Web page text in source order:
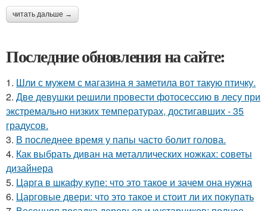
читать дальше →
Последние обновления на сайте:
1. Шли с мужем с магазина я заметила вот такую птичку.
2. Две девушки решили провести фотосессию в лесу при
экстремально низких температурах, достигавших - 35
градусов.
3. В последнее время у папы часто болит голова.
4. Как выбрать диван на металлических ножках: советы
дизайнера
5. Царга в шкафу купе: что это такое и зачем она нужна
6. Царговые двери: что это такое и стоит ли их покупать